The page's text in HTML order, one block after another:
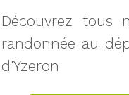
Découvrez tous
randonnée au
d'Yzeron